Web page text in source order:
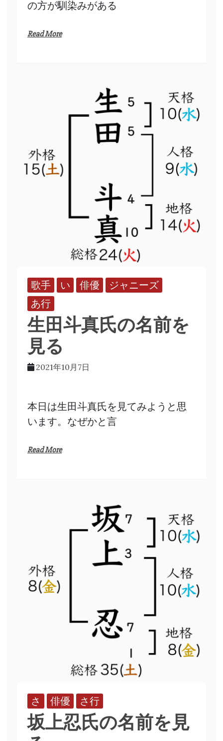
の方が馴染みがある
Read More
歌手 い 俳優
ジャニーズ
あ行
生田斗真氏の名前を
見る
2021年10月7日
本日は生田斗真氏を見てみようと思
います。なぜかと言
Read More
さ 俳優 さ行
坂上忍氏の名前を見